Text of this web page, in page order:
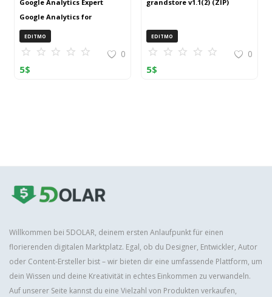
Google Analytics Expert
Google Analytics for
OpenCart (ZIP)
EDITMO
0
5$
grandstore v1.1(2) (ZIP)
EDITMO
0
5$
Willkommen bei 5DOLAR, deinem ersten Anlaufpunkt für einen
florierenden digitalen Marktplatz. Egal, ob du Designer, Entwickler, Autor
oder Content-Ersteller bist – wir bieten dir eine umfassende Plattform, um
dein Wissen und deine Kreativität in echtes Einkommen zu verwandeln.
Auf unserer Seite kannst du eine Vielzahl von Produkten verkaufen,